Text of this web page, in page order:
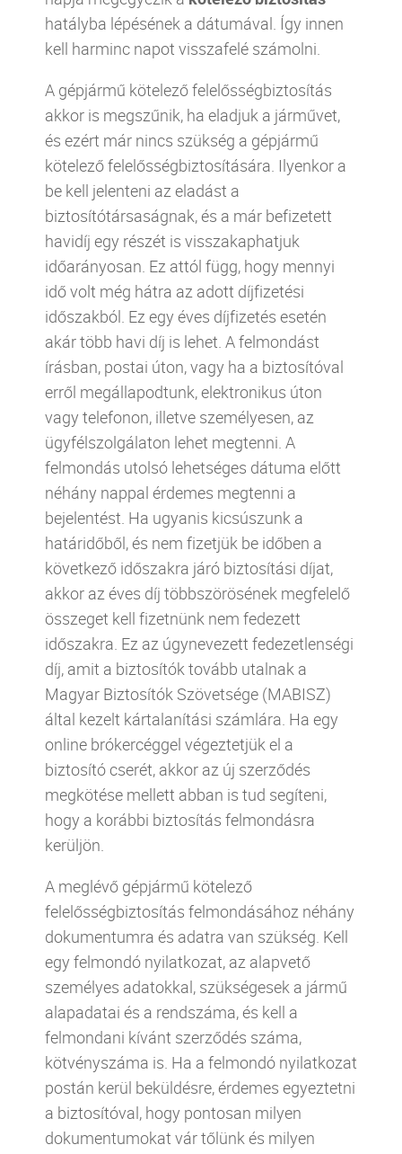
hatályba lépésének a dátumával. Így innen
kell harminc napot visszafelé számolni.
A gépjármű kötelező felelősségbiztosítás
akkor is megszűnik, ha eladjuk a járművet,
és ezért már nincs szükség a gépjármű
kötelező felelősségbiztosítására. Ilyenkor a
be kell jelenteni az eladást a
biztosítótársaságnak, és a már befizetett
havidíj egy részét is visszakaphatjuk
időarányosan. Ez attól függ, hogy mennyi
idő volt még hátra az adott díjfizetési
időszakból. Ez egy éves díjfizetés esetén
akár több havi díj is lehet. A felmondást
írásban, postai úton, vagy ha a biztosítóval
erről megállapodtunk, elektronikus úton
vagy telefonon, illetve személyesen, az
ügyfélszolgálaton lehet megtenni. A
felmondás utolsó lehetséges dátuma előtt
néhány nappal érdemes megtenni a
bejelentést. Ha ugyanis kicsúszunk a
határidőből, és nem fizetjük be időben a
következő időszakra járó biztosítási díjat,
akkor az éves díj többszörösének megfelelő
összeget kell fizetnünk nem fedezett
időszakra. Ez az úgynevezett fedezetlenségi
díj, amit a biztosítók tovább utalnak a
Magyar Biztosítók Szövetsége (MABISZ)
által kezelt kártalanítási számlára. Ha egy
online brókercéggel végeztetjük el a
biztosító cserét, akkor az új szerződés
megkötése mellett abban is tud segíteni,
hogy a korábbi biztosítás felmondásra
kerüljön.
A meglévő gépjármű kötelező
felelősségbiztosítás felmondásához néhány
dokumentumra és adatra van szükség. Kell
egy felmondó nyilatkozat, az alapvető
személyes adatokkal, szükségesek a jármű
alapadatai és a rendszáma, és kell a
felmondani kívánt szerződés száma,
kötvényszáma is. Ha a felmondó nyilatkozat
postán kerül beküldésre, érdemes egyeztetni
a biztosítóval, hogy pontosan milyen
dokumentumokat vár tőlünk és milyen